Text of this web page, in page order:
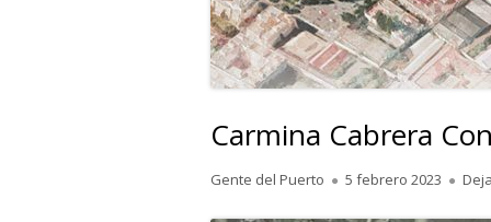
Carmina Cabrera
Autor
Gente del Puerto
Publicado
5 febrero 2023